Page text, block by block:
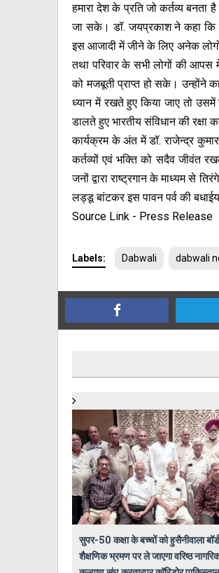
हमारा देश के प्रति जो कर्तव्य बनता है
जा सके। डॉ. जयप्रकाश ने कहा कि हमें
इस आजादी में जीने के लिए अनेक लोगों
तथा परिवार के सभी लोगों की आपस में
को मजबूती प्राप्त हो सके। उन्होंने
ध्यान में रखते हुए किया जाए तो
डालते हुए भारतीय संविधान की रक्षा
कार्यक्रम के अंत में डॉ. राजेन्द्र
कर्तव्यों एवं भक्ति को सदैव जीवंत
जनों द्वारा राष्ट्रगान के माध्यम से
लड्डू बांटकर इस पावन पर्व की
Source Link - Press Release
Labels: Dabwali dabwali
सुपर-50 कक्षा के बच्चों को हुसैनीवाला
शैक्षणिक भ्रमण पर ले जाएगा वरिष्ठ